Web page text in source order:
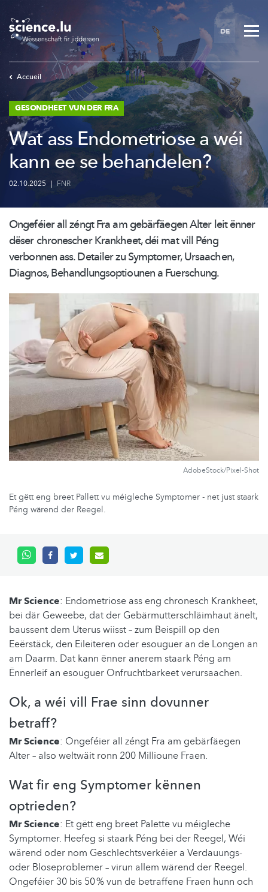
to
main
content
DE
Accueil
GESONDHEET VUN DER FRA
Wat ass Endometriose a wéi
kann ee se behandelen?
02.10.2025 | FNR
Ongeféier all zéngt Fra am gebärfäegen Alter leit ënner
dëser chronescher Krankheet, déi mat vill Péng
verbonnen ass. Detailer zu Symptomer, Ursaachen,
Diagnos,Behandlungsoptiounena Fuerschung.
AdobeStock/Pixel-Shot
Et gëtt eng breet Pallett vu méigleche Symptomer - net just staark
Péng wärend der Reegel.
Mr Science: Endometriose ass eng chronesch Krankheet,
bei där Geweebe, dat der Gebärmutterschläimhaut änelt,
baussent dem Uterus wiisst – zum Beispill op den
Eeërstäck, den Eileiteren oder esouguer an de Longen an
am Daarm. Dat kann ënner anerem staark Péng am
Ënnerleif an esouguer Onfruchtbarkeet verursaachen.
Ok, a wéi vill Frae sinn dovunner
betraff?
Mr Science: Ongeféier all zéngt Fra am gebärfäegen
Alter – also weltwäit ronn 200 Millioune Fraen.
Wat fir eng Symptomer kënnen
optrieden?
Mr Science: Et gëtt eng breet Palette vu méigleche
Symptomer. Heefeg si staark Péng bei der Reegel, Wéi
wärend oder nom Geschlechtsverkéier a Verdauungs-
oder Bloseproblemer – virun allem wärend der Reegel.
Ongeféier 30 bis 50 % vun de betraffene Fraen hunn och